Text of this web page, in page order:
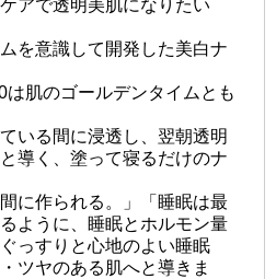
アで透明美肌になりたい
を意識して開発した美白ナ
は肌のゴールデンタイムとも
いる間に浸透し、翌朝透明
導く、塗って寝るだけのナ
に作られる。」「睡眠は最
ように、睡眠とホルモン量
っすりと心地のよい睡眠
ツヤのある肌へと導きま